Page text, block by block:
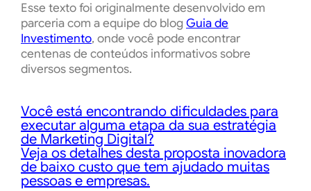
Esse texto foi originalmente desenvolvido em
parceria com a equipe do blog Guia de
Investimento, onde você pode encontrar
centenas de conteúdos informativos sobre
diversos segmentos.
Você está encontrando dificuldades para
executar alguma etapa da sua estratégia
de Marketing Digital?
Veja os detalhes desta proposta inovadora
de baixo custo que tem ajudado muitas
pessoas e empresas.